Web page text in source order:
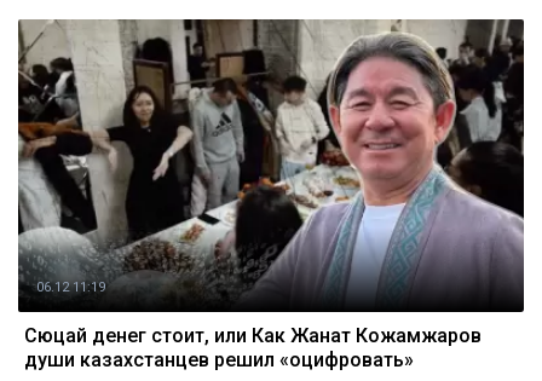
06.12 11:19
Сюцай денег стоит, или Как Жанат Кожамжаров
души казахстанцев решил «оцифровать»